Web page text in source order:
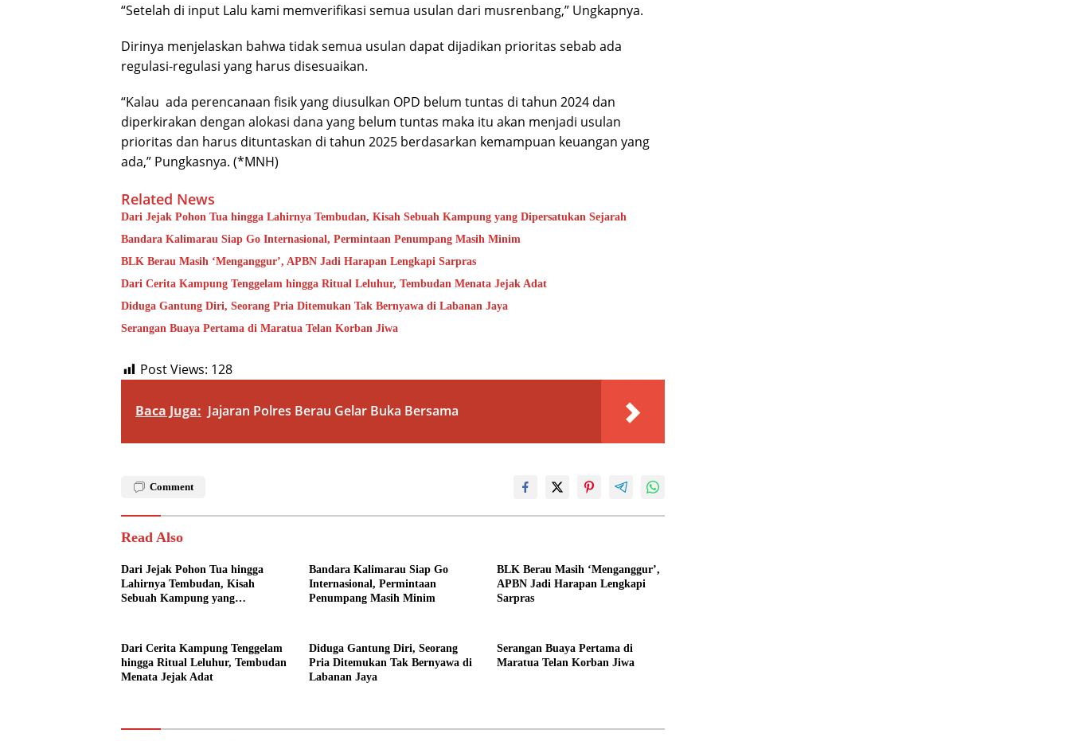
“Setelah di input Lalu kami memverifikasi semua usulan dari musrenbang,” Ungkapnya.
Dirinya menjelaskan bahwa tidak semua usulan dapat dijadikan prioritas sebab ada
regulasi-regulasi yang harus disesuaikan.
“Kalau ada perencanaan fisik yang diusulkan OPD belum tuntas di tahun 2024 dan
diperkirakan dengan alokasi dana yang belum tuntas maka itu akan menjadi usulan
prioritas dan harus dituntaskan di tahun 2025 berdasarkan kemampuan keuangan yang
ada,” Pungkasnya. (*MNH)
Related News
Dari Jejak Pohon Tua hingga Lahirnya Tembudan, Kisah Sebuah Kampung yang Dipersatukan Sejarah
Bandara Kalimarau Siap Go Internasional, Permintaan Penumpang Masih Minim
BLK Berau Masih ‘Menganggur’, APBN Jadi Harapan Lengkapi Sarpras
Dari Cerita Kampung Tenggelam hingga Ritual Leluhur, Tembudan Menata Jejak Adat
Diduga Gantung Diri, Seorang Pria Ditemukan Tak Bernyawa di Labanan Jaya
Serangan Buaya Pertama di Maratua Telan Korban Jiwa
Post Views: 128
Baca Juga: Jajaran Polres Berau Gelar Buka Bersama
Comment
Read Also
Dari Jejak Pohon Tua hingga
Lahirnya Tembudan, Kisah
Sebuah Kampung yang
Bandara Kalimarau Siap Go
Internasional, Permintaan
Penumpang Masih Minim
BLK Berau Masih ‘Menganggur’,
APBN Jadi Harapan Lengkapi
Sarpras
Dari Cerita Kampung Tenggelam
hingga Ritual Leluhur, Tembudan
Menata Jejak Adat
Diduga Gantung Diri, Seorang
Pria Ditemukan Tak Bernyawa di
Labanan Jaya
Serangan Buaya Pertama di
Maratua Telan Korban Jiwa